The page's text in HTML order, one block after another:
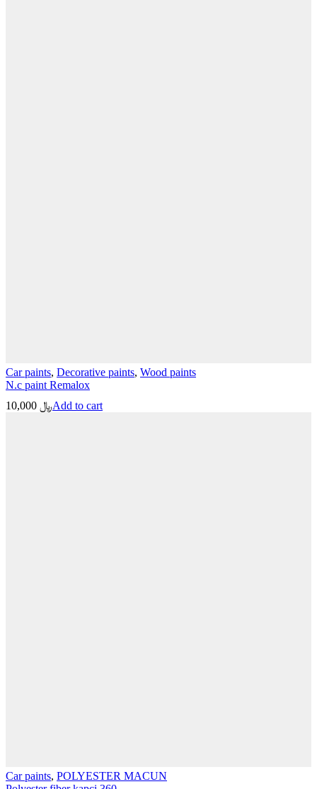
Car paints, Decorative paints, Wood paints
N.c paint Remalox
﷼Add to cart
Car paints, POLYESTER MACUN